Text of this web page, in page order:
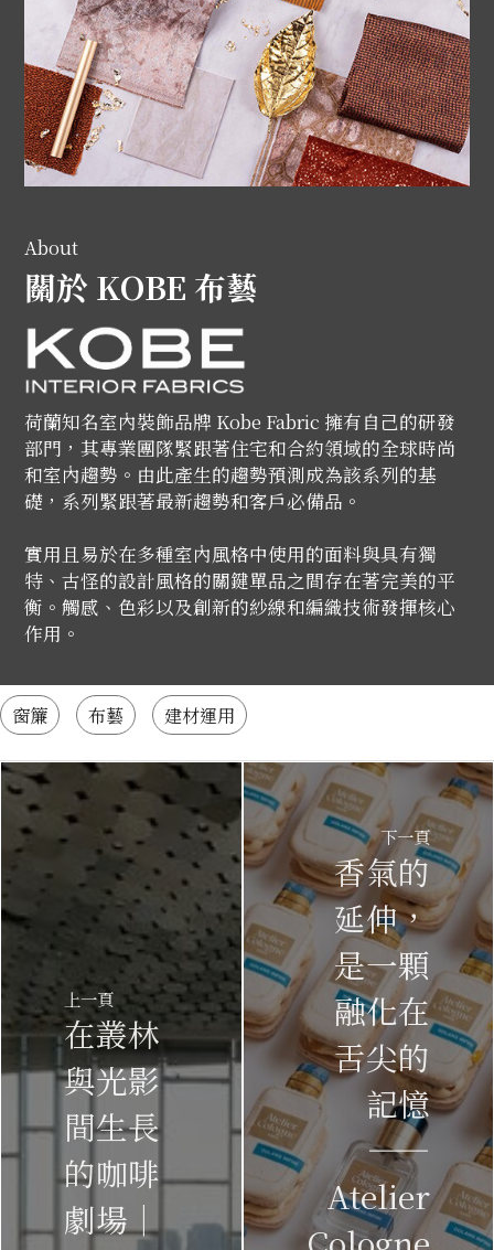
About
關於 KOBE 布藝
荷蘭知名室內裝飾品牌 Kobe Fabric 擁有自己的研發
部門，其專業團隊緊跟著住宅和合約領域的全球時尚
和室內趨勢。由此產生的趨勢預測成為該系列的基
礎，系列緊跟著最新趨勢和客戶必備品。
實用且易於在多種室內風格中使用的面料與具有獨
特、古怪的設計風格的關鍵單品之間存在著完美的平
衡。觸感、色彩以及創新的紗線和編織技術發揮核心
作用。
窗簾 布藝 建材運用
上一頁
在叢林
與光影
間生長
的咖啡
劇場｜
下一頁
香氣的
延伸，
是一顆
融化在
舌尖的
記憶
——
Atelier